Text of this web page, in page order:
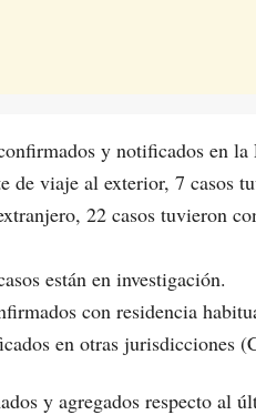
y notificados en
de viaje al exterior, 7 casos
22 casos tuvieron
están en investigación.
con residencia
en otras jurisdicciones
y agregados respecto al